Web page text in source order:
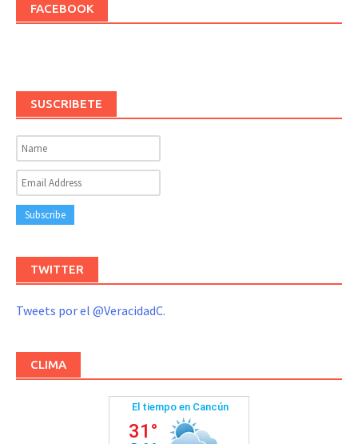
FACEBOOK
SUSCRIBETE
TWITTER
Tweets por el @VeracidadC.
CLIMA